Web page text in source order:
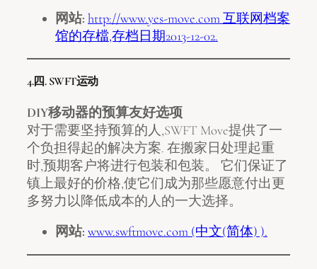
网站: http://www.yes-move.com 互联网档案
馆的存檔,存档日期2013-12-02.
4.四. SWFT运动
DIY移动器的预算友好选项
对于需要坚持预算的人,SWFT Move提供了一
个负担得起的解决方案. 在搬家日处理起重
时,预期客户将进行包装和包装。 它们保证了
镇上最好的价格,使它们成为那些愿意付出更
多努力以降低成本的人的一大选择。
网站: www.swftmove.com (中文(简体) ).